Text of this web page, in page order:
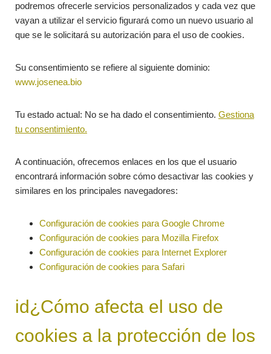
podremos ofrecerle servicios personalizados y cada vez que
vayan a utilizar el servicio figurará como un nuevo usuario al
que se le solicitará su autorización para el uso de cookies.
Su consentimiento se refiere al siguiente dominio:
www.josenea.bio
Tu estado actual: No se ha dado el consentimiento. Gestiona
tu consentimiento.
A continuación, ofrecemos enlaces en los que el usuario
encontrará información sobre cómo desactivar las cookies y
similares en los principales navegadores:
Configuración de cookies para Google Chrome
Configuración de cookies para Mozilla Firefox
Configuración de cookies para Internet Explorer
Configuración de cookies para Safari
id¿Cómo afecta el uso de
cookies a la protección de los